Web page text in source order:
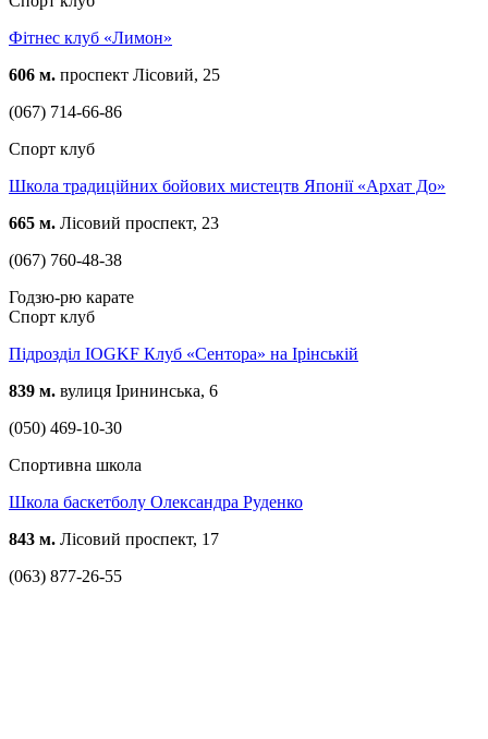
Фітнес клуб «Лимон»
606 м. проспект Лісовий, 25
(067) 714-66-86
Спорт клуб
Школа традиційних бойових мистецтв Японії «Архат До»
665 м. Лісовий проспект, 23
(067) 760-48-38
Годзю-рю карате
Спорт клуб
Підрозділ IOGKF Клуб «Сентора» на Ірінській
839 м. вулиця Ірининська, 6
(050) 469-10-30
Спортивна школа
Школа баскетболу Олександра Руденко
843 м. Лісовий проспект, 17
(063) 877-26-55